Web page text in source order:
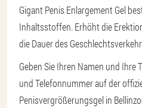
Gigant Penis Enlargement Gel
Inhaltsstoffen. Erhöht die
die Dauer des
Geben Sie Ihren Namen und
und Telefonnummer auf der
Penisvergrößerungsgel in